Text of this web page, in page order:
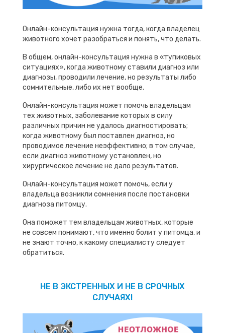
Онлайн-консультация нужна тогда, когда владелец
животного хочет разобраться и понять, что делать.
В общем, онлайн-консультация нужна в «тупиковых
ситуациях», когда животному ставили диагноз или
диагнозы, проводили лечение, но результаты либо
сомнительные, либо их нет вообще.
Онлайн-консультация может помочь владельцам
тех животных, заболевание которых в силу
различных причин не удалось диагностировать;
когда животному был поставлен диагноз, но
проводимое лечение неэффективно; в том случае,
если диагноз животному установлен, но
хирургическое лечение не дало результатов.
Онлайн-консультация может помочь, если у
владельца возникли сомнения после постановки
диагноза питомцу.
Она поможет тем владельцам животных, которые
не совсем понимают, что именно болит у питомца, и
не знают точно, к какому специалисту следует
обратиться.
НЕ В ЭКСТРЕННЫХ И НЕ В СРОЧНЫХ
СЛУЧАЯХ!